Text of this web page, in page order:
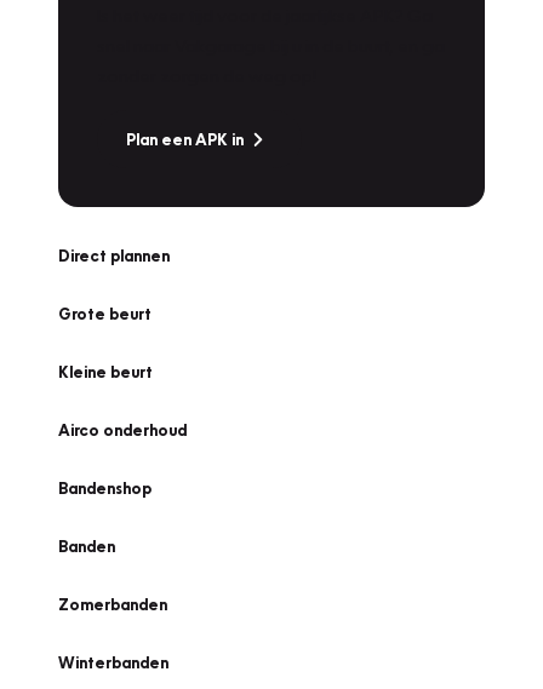
Plan een APK in
Direct plannen
Grote beurt
Kleine beurt
Airco onderhoud
Bandenshop
Banden
Zomerbanden
Winterbanden